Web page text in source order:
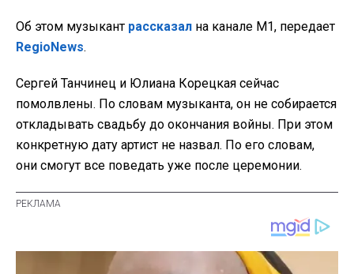
Об этом музыкант рассказал на канале М1, передает
RegioNews.
Сергей Танчинец и Юлиана Корецкая сейчас
помолвлены. По словам музыканта, он не собирается
откладывать свадьбу до окончания войны. При этом
конкретную дату артист не назвал. По его словам,
они смогут все поведать уже после церемонии.